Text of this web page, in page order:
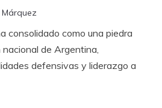
consolidado como una piedra
de Argentina,
defensivas y liderazgo a